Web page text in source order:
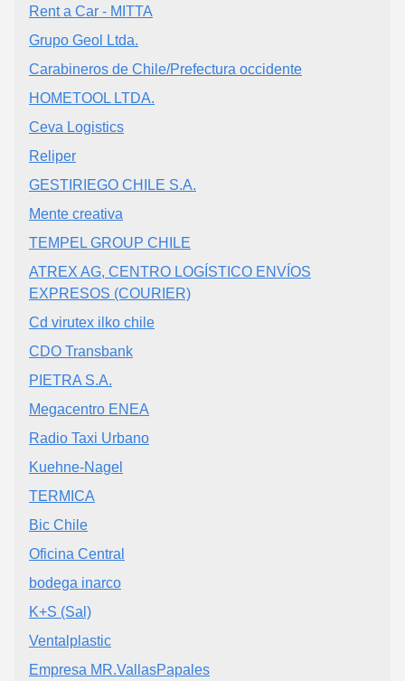
Rent a Car - MITTA
Grupo Geol Ltda.
Carabineros de Chile/Prefectura occidente
HOMETOOL LTDA.
Ceva Logistics
Reliper
GESTIRIEGO CHILE S.A.
Mente creativa
TEMPEL GROUP CHILE
ATREX AG, CENTRO LOGÍSTICO ENVÍOS
EXPRESOS (COURIER)
Cd virutex ilko chile
CDO Transbank
PIETRA S.A.
Megacentro ENEA
Radio Taxi Urbano
Kuehne-Nagel
TERMICA
Bic Chile
Oficina Central
bodega inarco
K+S (Sal)
Ventalplastic
Empresa MR.VallasPapales